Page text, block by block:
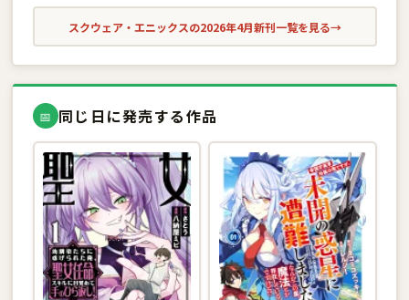
スクウェア・エニックスの2026年4月新刊一覧を見る→
📅 同じ日に発売する作品